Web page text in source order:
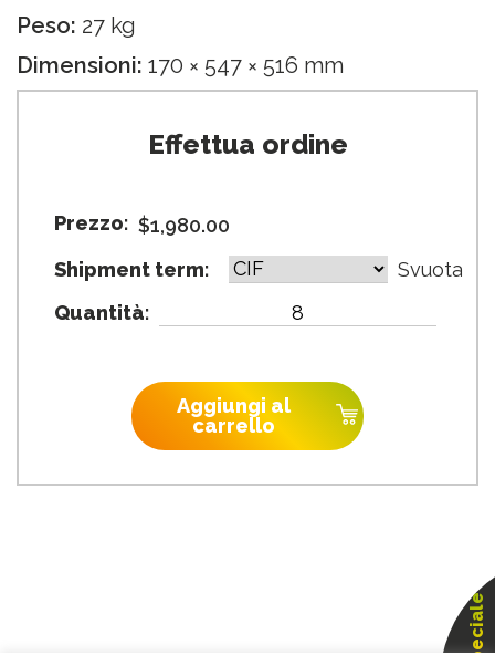
Peso: 27 kg
Dimensioni: 170 × 547 × 516 mm
Effettua ordine
Prezzo: $1,980.00
Shipment term:
Svuota
Quantità:
6000W
quantità
Aggiungi al
carrello